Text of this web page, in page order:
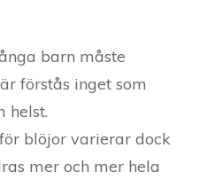
barn måste
förstås inget som
helst.
blöjor varierar dock
mer och mer hela